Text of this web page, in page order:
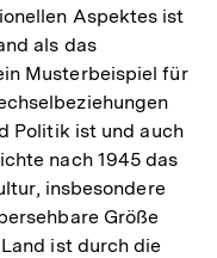
der
Fußnote
Aspektes ist
als das
Musterbeispiel für
Politik ist und auch
nach 1945 das
insbesondere
Größe
ist durch die